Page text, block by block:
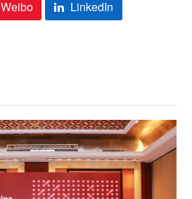
Weibo
LinkedIn